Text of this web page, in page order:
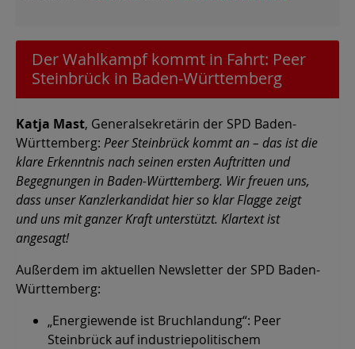
Der Wahlkampf kommt in Fahrt: Peer
Steinbrück in Baden-Württemberg
Katja Mast, Generalsekretärin der SPD Baden-
Württemberg: Peer Steinbrück kommt an – das ist die
klare Erkenntnis nach seinen ersten Auftritten und
Begegnungen in Baden-Württemberg. Wir freuen uns,
dass unser Kanzlerkandidat hier so klar Flagge zeigt
und uns mit ganzer Kraft unterstützt. Klartext ist
angesagt!
Außerdem im aktuellen Newsletter der SPD Baden-
Württemberg:
„Energiewende ist Bruchlandung“: Peer
Steinbrück auf industriepolitischem